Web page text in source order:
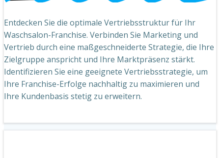
Entdecken Sie die optimale Vertriebsstruktur für Ihr
Waschsalon-Franchise. Verbinden Sie Marketing und
Vertrieb durch eine maßgeschneiderte Strategie, die Ihre
Zielgruppe anspricht und Ihre Marktpräsenz stärkt.
Identifizieren Sie eine geeignete Vertriebsstrategie, um
Ihre Franchise-Erfolge nachhaltig zu maximieren und
Ihre Kundenbasis stetig zu erweitern.